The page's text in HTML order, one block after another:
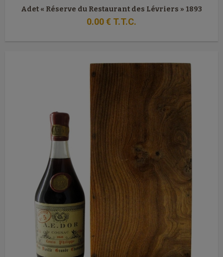
Adet « Réserve du Restaurant des Lévriers » 1893
0.00€ T.T.C.